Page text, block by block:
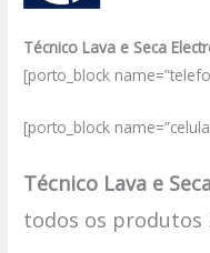
Técnico Lava e Seca
[porto_block
[porto_block
Técnico Lava e
todos os produtos